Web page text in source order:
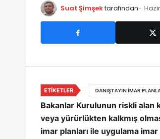
Suat Şimşektarafından
Bakanlar Kurulunun riskli alan
veya yürürlükten kalkmış
imar planları ile uygulama
ETIKETLER DANIŞTAYIN İMAR